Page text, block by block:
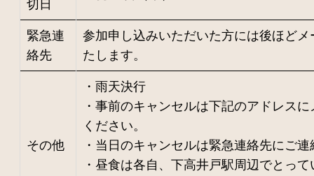
切日
緊急連
絡先
参加申し込みいただいた方には後ほど
たします。
その他
・雨天決行
・事前のキャンセルは下記のアドレス
ください。
・当日のキャンセルは緊急連絡先にご
・昼食は各自、下高井戸駅周辺でとっ